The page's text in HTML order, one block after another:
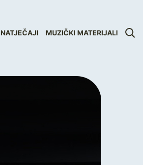
NATJEČAJI MUZIČKI MATERIJALI